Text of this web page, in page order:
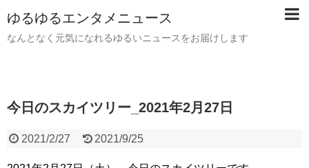
ゆるゆるエンタメニュース
なんとなく元気になれるゆるいニュースをお届けします
今日のスカイツリー_2021年2月27日
2021/2/27 2021/9/25